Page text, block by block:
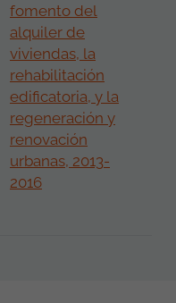
fomento del
alquiler de
viviendas, la
rehabilitación
edificatoria, y la
regeneración y
renovación
urbanas, 2013-
2016